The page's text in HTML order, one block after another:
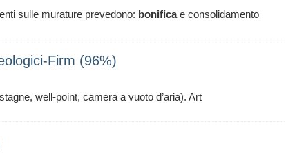
sulle murature prevedono: bonificae consolidamento
Firm (96%)
well-point, camera a vuoto d’aria). Art